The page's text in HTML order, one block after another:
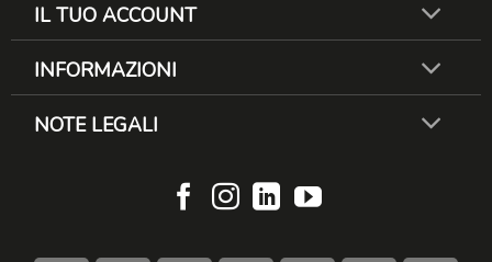
IL TUO ACCOUNT
INFORMAZIONI
NOTE LEGALI